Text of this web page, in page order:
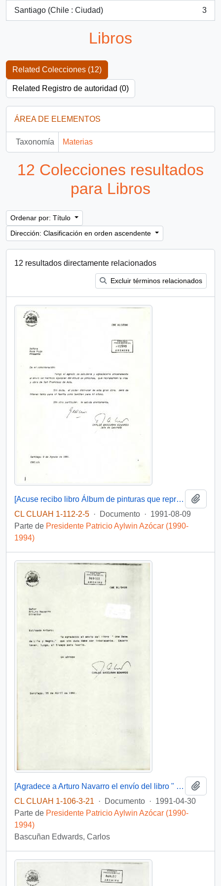
Santiago (Chile : Ciudad)
, 3 resultados
3
Libros
Related Colecciones (12)
Related Registro de autoridad (0)
ÁREA DE ELEMENTOS
Taxonomía Materias
12 Colecciones resultados
para Libros
Ordenar por: Título
Dirección: Clasificación en orden ascendente
12 resultados directamente relacionados
Excluir términos relacionados
[Acuse recibo libro Álbum de pinturas que representan la vida y obra de San Francisco de Asis]
CL CLUAH 1-112-2-5 · Documento · 1991-08-09
Parte de Presidente Patricio Aylwin Azócar (1990-
1994)
[Agradece a Arturo Navarro el envío del libro " Una Dama de Lila y Negro"]
CL CLUAH 1-106-3-21
· Documento · 1991-04-30
Parte de Presidente Patricio Aylwin Azócar (1990-
1994)
Bascuñan Edwards, Carlos